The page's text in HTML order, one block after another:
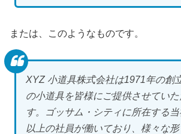
または、このようなものです。
XYZ 小道具株式会社は1971年の創
の小道具を皆様にご提供させてい
す。ゴッサム・シティに所在する
以上の社員が働いており、様々な